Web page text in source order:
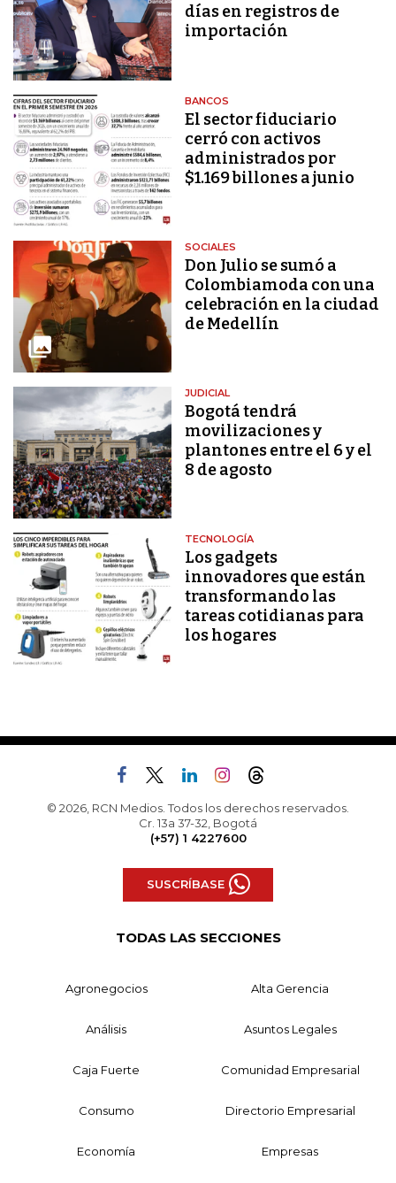
días en registros de
importación
BANCOS
El sector fiduciario
cerró con activos
administrados por
$1.169 billones a junio
SOCIALES
Don Julio se sumó a
Colombiamoda con una
celebración en la ciudad
de Medellín
JUDICIAL
Bogotá tendrá
movilizaciones y
plantones entre el 6 y el
8 de agosto
TECNOLOGÍA
Los gadgets
innovadores que están
transformando las
tareas cotidianas para
los hogares
© 2026, RCN Medios. Todos los derechos reservados.
Cr. 13a 37-32, Bogotá
(+57) 1 4227600
SUSCRÍBASE
TODAS LAS SECCIONES
Agronegocios Alta Gerencia
Análisis Asuntos Legales
Caja Fuerte Comunidad Empresarial
Consumo Directorio Empresarial
Economía Empresas